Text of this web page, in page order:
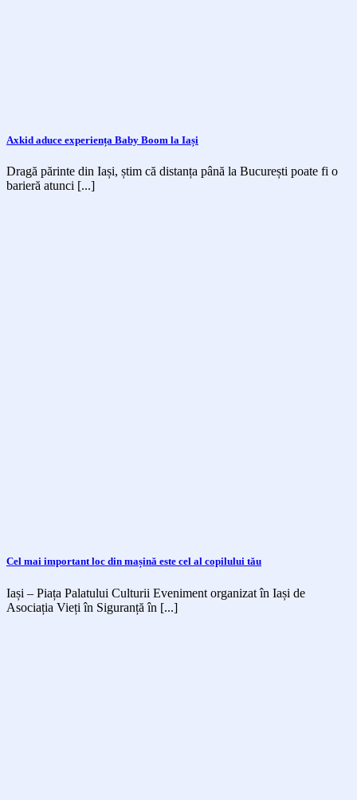
Axkid aduce experiența Baby Boom la Iași
Dragă părinte din Iași, știm că distanța până la București poate fi o
barieră atunci [...]
Cel mai important loc din mașină este cel al copilului tău
Iași – Piața Palatului Culturii Eveniment organizat în Iași de
Asociația Vieți în Siguranță în [...]